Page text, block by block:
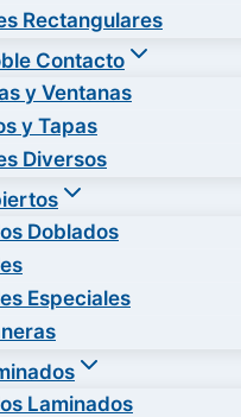
Rectangulares
Contacto
y Ventanas
y Tapas
Diversos
Doblados
Especiales
Laminados